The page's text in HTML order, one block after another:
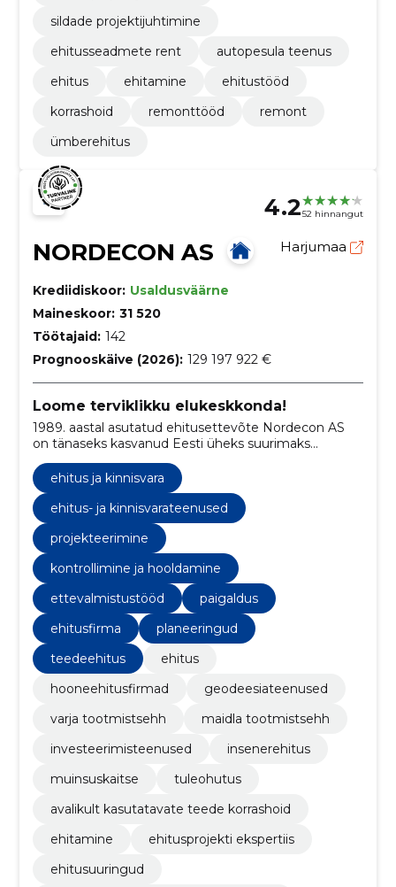
sildade projektijuhtimine
ehitusseadmete rent
autopesula teenus
ehitus
ehitamine
ehitustööd
korrashoid
remonttööd
remont
ümberehitus
4.252 hinnangut
NORDECON AS Harjumaa
Krediidiskoor: Usaldusväärne
Maineskoor: 31 520
Töötajaid: 142
Prognooskäive (2026): 129 197 922 €
Loome terviklikku elukeskkonda!
1989. aastal asutatud ehitusettevõte Nordecon AS
on tänaseks kasvanud Eesti üheks suurimaks
ehitus ja kinnisvara
ehitus- ja kinnisvarateenused
projekteerimine
kontrollimine ja hooldamine
ettevalmistustööd
paigaldus
ehitusfirma
planeeringud
teedeehitus
ehitus
hooneehitusfirmad
geodeesiateenused
varja tootmistsehh
maidla tootmistsehh
investeerimisteenused
insenerehitus
muinsuskaitse
tuleohutus
avalikult kasutatavate teede korrashoid
ehitamine
ehitusprojekti ekspertiis
ehitusuuringud